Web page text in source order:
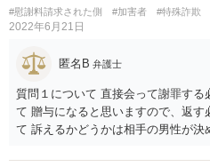
れます。 仮に、裁判になり敗訴判決
で、社会的な印象が大きく下がるリ
までにお願いします。
#慰謝料請求された側 #加害者 #特殊詐欺
2022年6月21日
匿名B 弁護士
質問１について 直接会って謝罪す
て 贈与になると思いますので、返
て 訴えるかどうかは相手の男性が
われますので、結果的には訴えてこ